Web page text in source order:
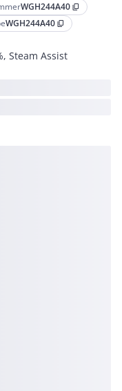
WGH244A40 content_copy
WGH244A40 content_copy
Steam Assist